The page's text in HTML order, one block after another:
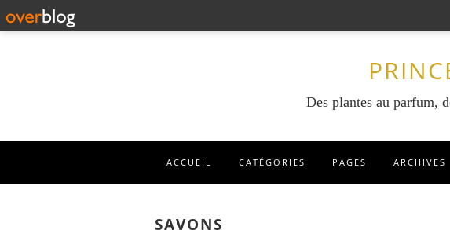
Des plantes au parfum,
ACCUEIL CATÉGORIES PAGES ARCHIVES
SAVONS